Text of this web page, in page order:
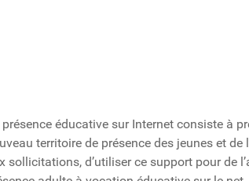
présence éducative sur Internet consiste à
territoire de présence des jeunes et de
sollicitations, d’utiliser ce support pour de